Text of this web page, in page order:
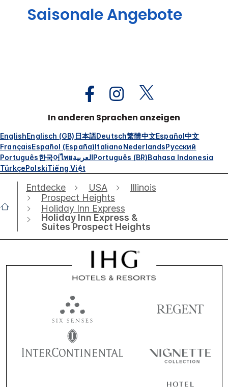
Saisonale Angebote
In anderen Sprachen anzeigen
EnglishEnglisch (GB) 日本語Deutsch繁體中文Español中文
FrançaisEspañol (España)ItalianoNederlandsРусский
Português한국어ไทยالعربيةPortuguês (BR)Bahasa Indonesia
TürkçePolskiTiếng Việt
Entdecke USA
Illinois
Prospect Heights
Holiday Inn Express
Holiday Inn Express &
Suites Prospect Heights